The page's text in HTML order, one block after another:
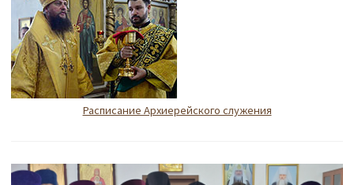
Расписание Архиерейского служения